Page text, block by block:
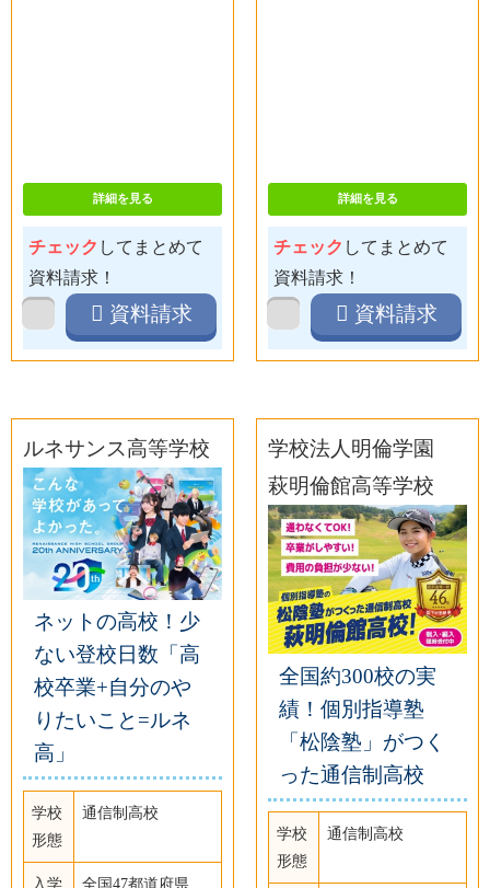
詳細を見る
チェック してまとめて
資料請求！
資料請求
詳細を見る
チェック してまとめて
資料請求！
資料請求
ルネサンス高等学校
ネットの高校！少
ない登校日数「高
校卒業+自分のや
りたいこと=ルネ
高」
学校
形態
通信制高校
入学
全国47都道府県
学校法人明倫学園
萩明倫館高等学校
全国約300校の実
績！個別指導塾
「松陰塾」がつく
った通信制高校
学校
形態
通信制高校